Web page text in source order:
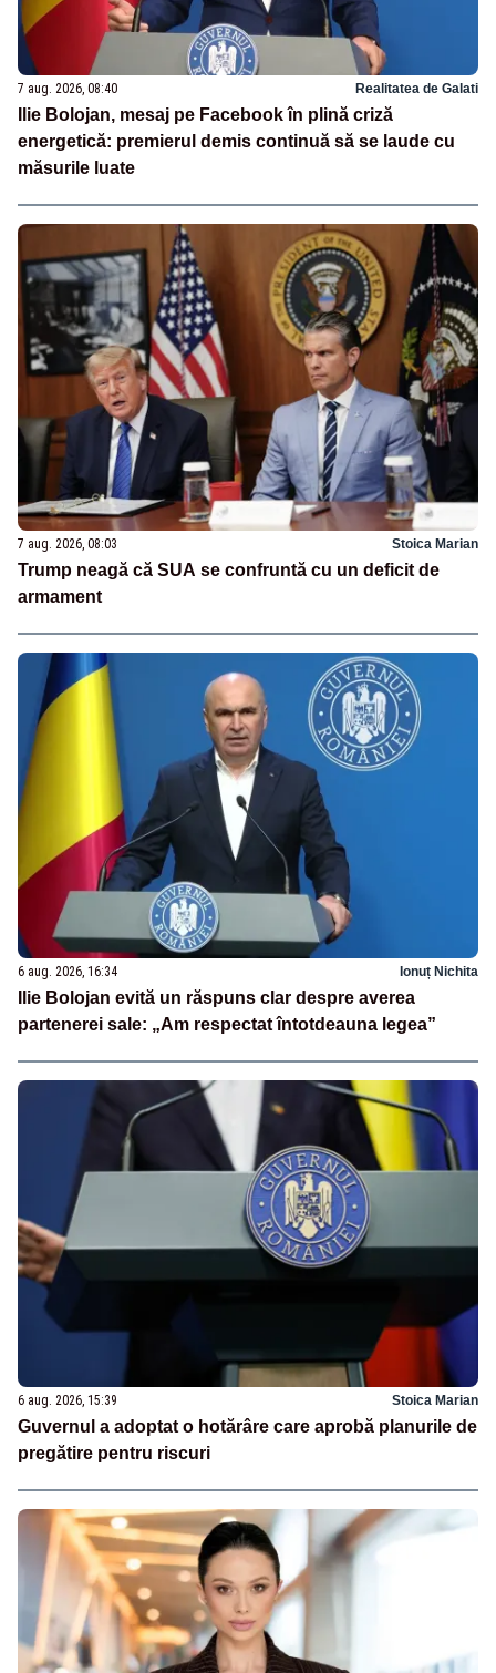
7 aug. 2026, 08:40 Realitatea de Galati
Ilie Bolojan, mesaj pe Facebook în plină criză
energetică: premierul demis continuă să se laude cu
măsurile luate
7 aug. 2026, 08:03 Stoica Marian
Trump neagă că SUA se confruntă cu un deficit de
armament
6 aug. 2026, 16:34 Ionuț Nichita
Ilie Bolojan evită un răspuns clar despre averea
partenerei sale: „Am respectat întotdeauna legea”
6 aug. 2026, 15:39 Stoica Marian
Guvernul a adoptat o hotărâre care aprobă planurile de
pregătire pentru riscuri